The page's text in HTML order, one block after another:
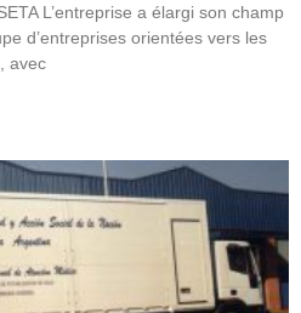
L’entreprise a élargi son champ
d’entreprises orientées vers les
avec